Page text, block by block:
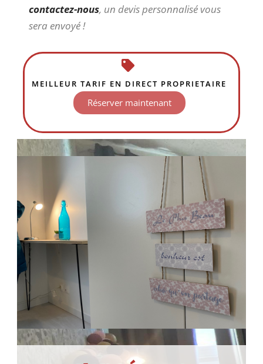
contactez-nous, un devis personnalisé vous
sera envoyé !
MEILLEUR TARIF EN DIRECT PROPRIETAIRE
Réserver maintenant